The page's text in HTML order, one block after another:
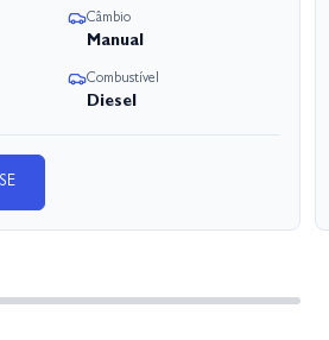
Câmbio
Manual
Combustível
Diesel